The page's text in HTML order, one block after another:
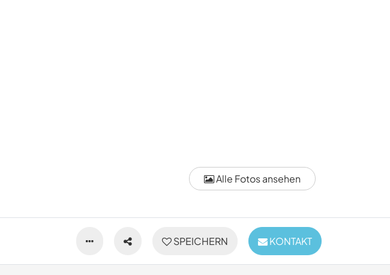
Alle Fotos ansehen
SPEICHERN KONTAKT